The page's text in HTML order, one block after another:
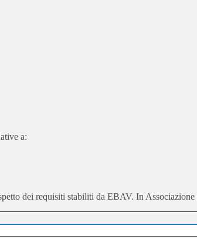
a:
dei requisiti stabiliti da EBAV. In